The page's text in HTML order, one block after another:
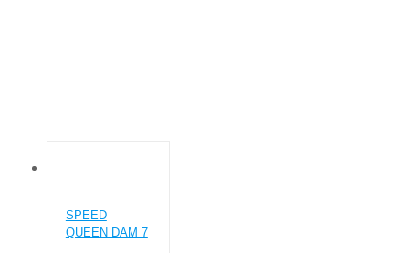
SPEED
QUEEN DAM 7